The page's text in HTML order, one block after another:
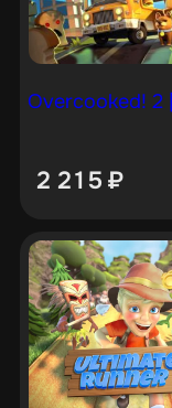
Overcooked! 2
2 215 ₽